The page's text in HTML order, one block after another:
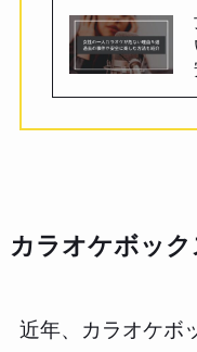
カラオケボッ
近年、カラオケボ